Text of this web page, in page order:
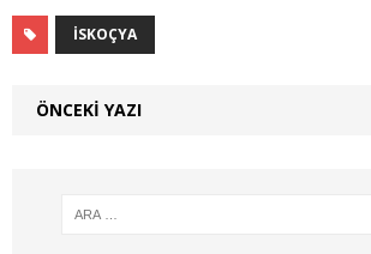
İSKOÇYA
ÖNCEKI YAZI